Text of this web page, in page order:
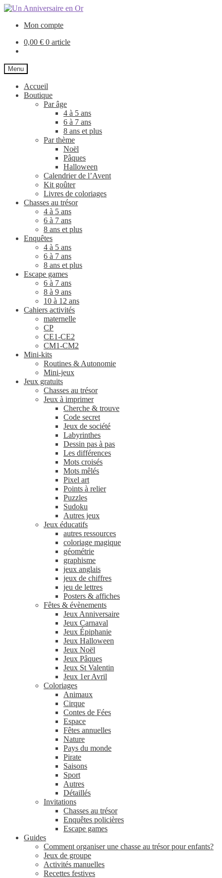
Aller
Aller
contenuMon compte
0,00 € 0 article
Menu
Accueil
Boutique
Par âge
4 à 5 ans
6 à 7 ans
8 ans et plus
Par thème
Noël
Pâques
Halloween
Calendrier de l’Avent
Kit goûter
Livres de coloriages
Chasses au trésor
4 à 5 ans
6 à 7 ans
8 ans et plus
Enquêtes
4 à 5 ans
6 à 7 ans
8 ans et plus
Escape games
6 à 7 ans
8 à 9 ans
10 à 12 ans
Cahiers activités
maternelle
CP
CE1-CE2
CM1-CM2
Mini-kits
Routines & Autonomie
Mini-jeux
Jeux gratuits
Chasses au trésor
Jeux à imprimer
Cherche & trouve
Code secret
Jeux de société
Labyrinthes
Dessin pas à pas
Les différences
Mots croisés
Mots mêlés
Pixel art
Points à relier
Puzzles
Sudoku
Autres jeux
Jeux éducatifs
autres ressources
coloriage magique
géométrie
graphisme
jeux anglais
jeux de chiffres
jeu de lettres
Posters & affiches
Fêtes & évènements
Jeux Anniversaire
Jeux Carnaval
Jeux Épiphanie
Jeux Halloween
Jeux Noël
Jeux Pâques
Jeux St Valentin
Jeux 1er Avril
Coloriages
Animaux
Cirque
Contes de Fées
Espace
Fêtes annuelles
Nature
Pays du monde
Pirate
Saisons
Sport
Autres
Détaillés
Invitations
Chasses au trésor
Enquêtes policières
Escape games
Guides
Comment organiser une chasse au trésor pour enfants?
Jeux de groupe
Activités manuelles
Recettes festives